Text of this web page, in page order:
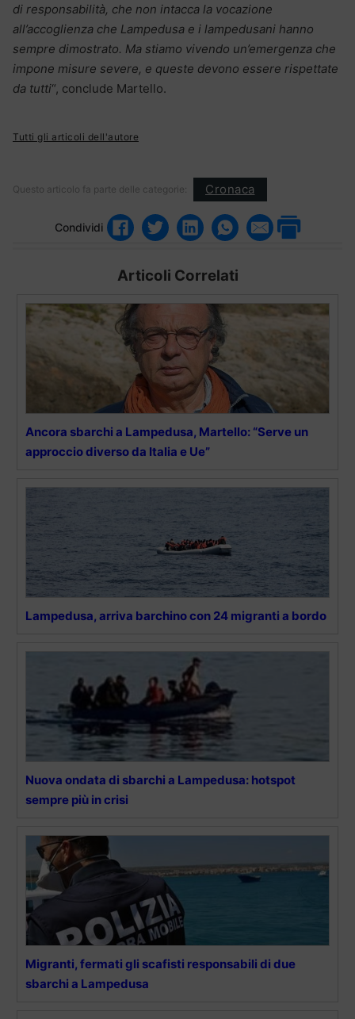
di responsabilità, che non intacca la vocazione
all’accoglienza che Lampedusa e i lampedusani hanno
sempre dimostrato. Ma stiamo vivendo un’emergenza che
impone misure severe, e queste devono essere rispettate
da tutti“, conclude Martello.
Tutti gli articoli dell'autore
Questo articolo fa parte delle categorie: Cronaca
Condividi
Articoli Correlati
Ancora sbarchi a Lampedusa, Martello: “Serve un
approccio diverso da Italia e Ue”
Lampedusa, arriva barchino con 24 migranti a bordo
Nuova ondata di sbarchi a Lampedusa: hotspot
sempre più in crisi
Migranti, fermati gli scafisti responsabili di due
sbarchi a Lampedusa